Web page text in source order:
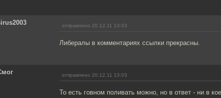
отправлено 20.12.11 13:03
Либералы в комментариях ссылки прекрасны.
отправлено 20.12.11 13:03
То есть говном поливать можно, но в ответ - ни в